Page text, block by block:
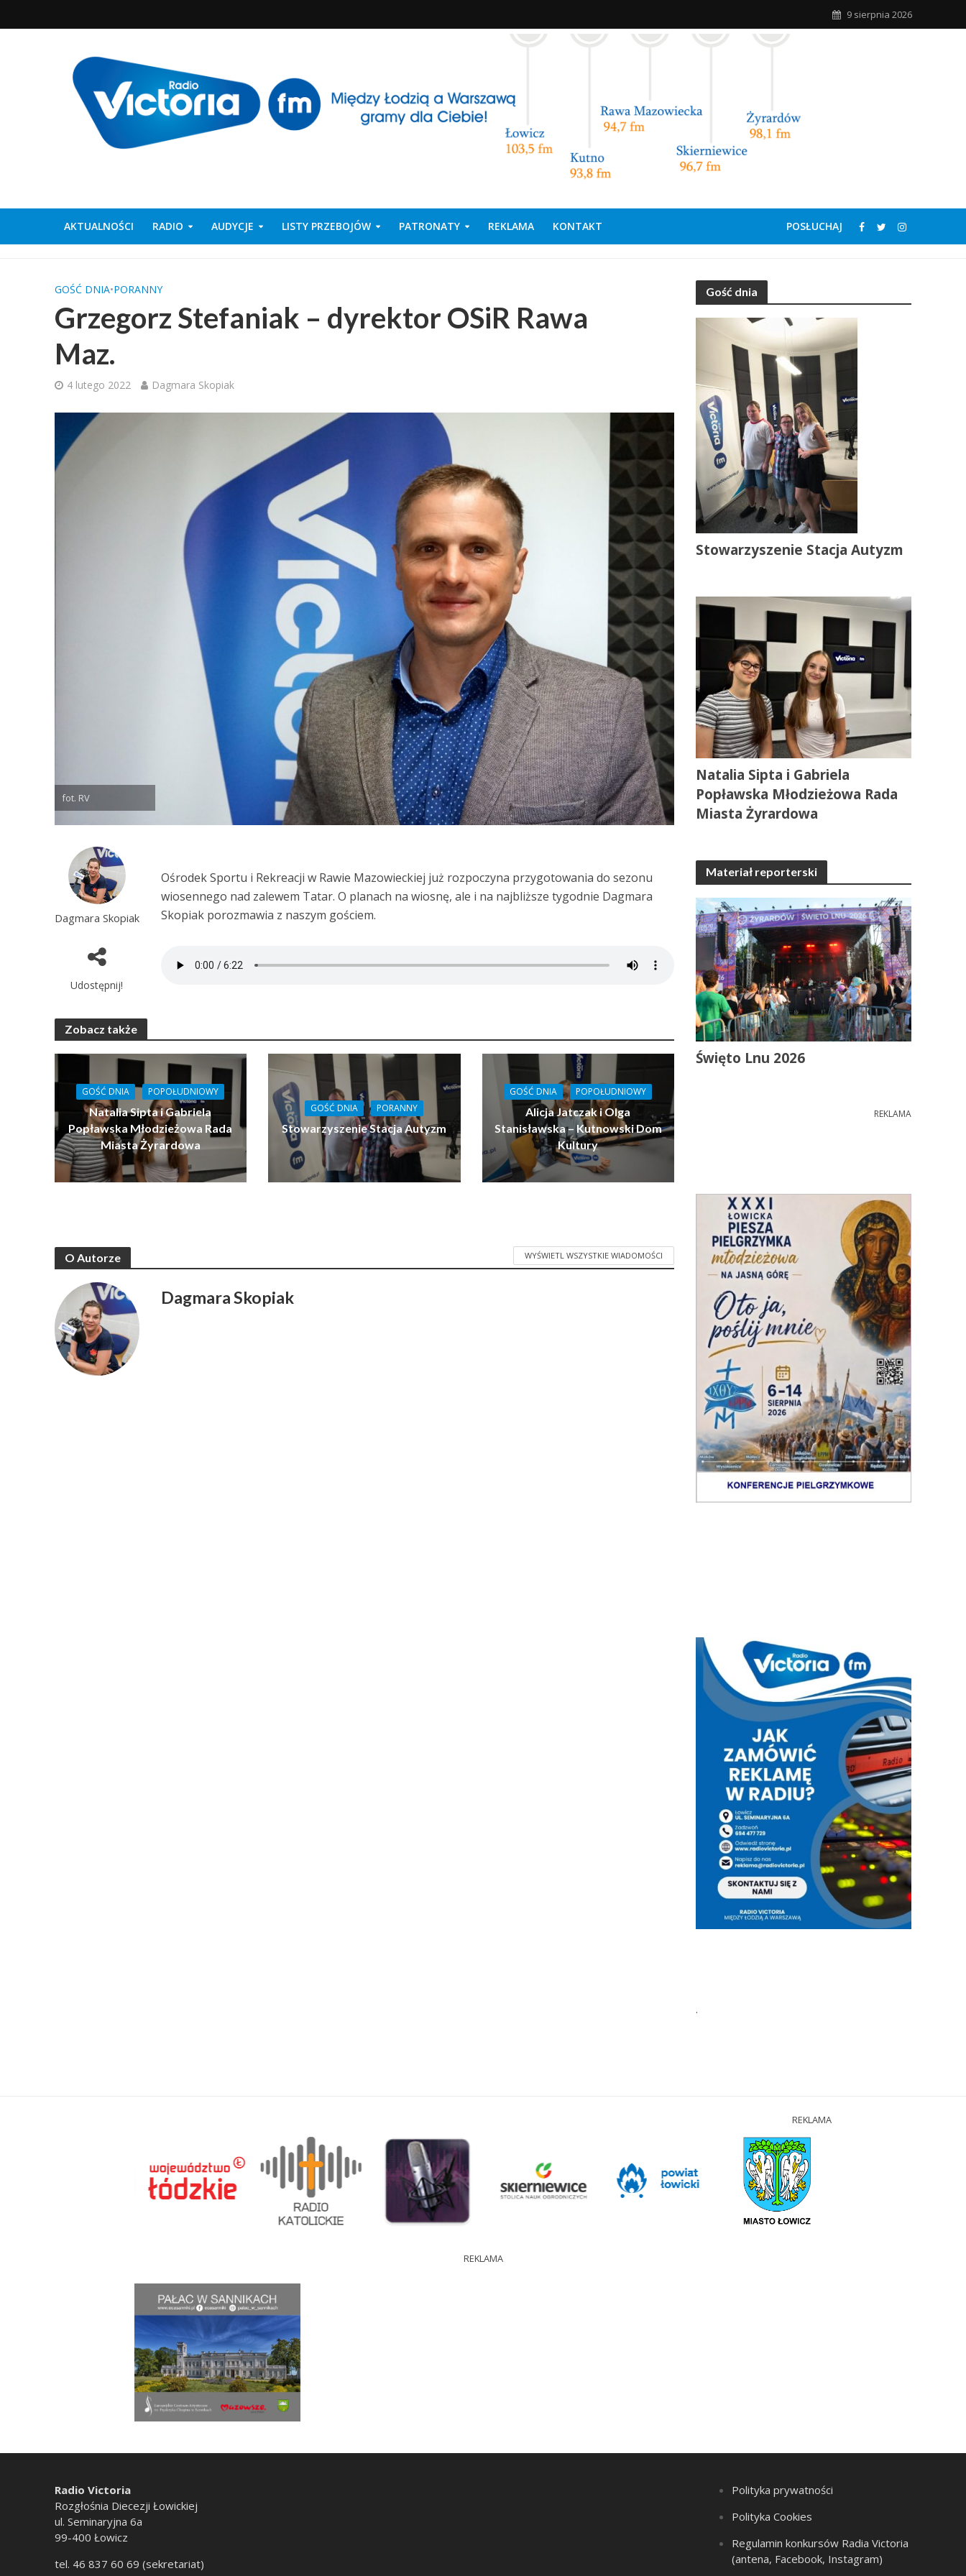
9 sierpnia 2026
AKTUALNOŚCI RADIO AUDYCJE LISTY PRZEBOJÓW PATRONATY REKLAMA KONTAKT POSŁUCHAJ
GOŚĆ DNIA•PORANNY
Grzegorz Stefaniak – dyrektor OSiR Rawa
Maz.
4 lutego 2022 Dagmara Skopiak
fot. RV
Dagmara Skopiak
Udostępnij!
Ośrodek Sportu i Rekreacji w Rawie Mazowieckiej już rozpoczyna przygotowania do sezonu
wiosennego nad zalewem Tatar. O planach na wiosnę, ale i na najbliższe tygodnie Dagmara
Skopiak porozmawia z naszym gościem.
Zobacz także
GOŚĆ DNIA POPOŁUDNIOWY
Natalia Sipta i Gabriela
Popławska Młodzieżowa Rada
Miasta Żyrardowa
GOŚĆ DNIA PORANNY
Stowarzyszenie Stacja Autyzm
GOŚĆ DNIA POPOŁUDNIOWY
Alicja Jatczak i Olga
Stanisławska – Kutnowski Dom
Kultury
O Autorze WYŚWIETL WSZYSTKIE WIADOMOŚCI
Dagmara Skopiak
Gość dnia
Stowarzyszenie Stacja Autyzm
Natalia Sipta i Gabriela
Popławska Młodzieżowa Rada
Miasta Żyrardowa
Materiał reporterski
Święto Lnu 2026
REKLAMA
.
REKLAMA
REKLAMA
Radio Victoria
Rozgłośnia Diecezji Łowickiej
ul. Seminaryjna 6a
99-400 Łowicz
tel. 46 837 60 69 (sekretariat)
Polityka prywatności
Polityka Cookies
Regulamin konkursów Radia Victoria
(antena, Facebook, Instagram)